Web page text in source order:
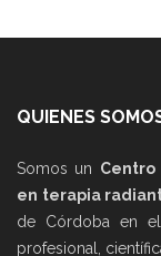
QUIENES
Somos un
en terapia
de Córdoba en
profesional,